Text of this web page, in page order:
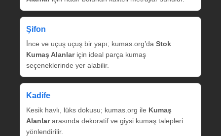
Şifon
İnce ve uçuş uçuş bir yapı; kumas.org’da Stok
Kumaş Alanlariçin ideal parça kumaş
seçeneklerinde yer alabilir.
Kadife
Kesik havlı, lüks dokusu; kumas.org ile Kumaş
Alanlararasında dekoratif ve giysi kumaş talepleri
yönlendirilir.